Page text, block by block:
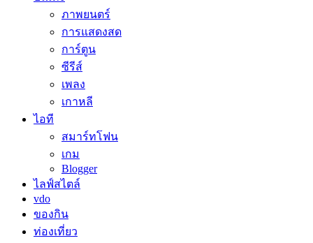
ภาพยนตร์
การแสดงสด
การ์ตูน
ซีรีส์
เพลง
เกาหลี
ไอที
สมาร์ทโฟน
เกม
Blogger
ไลฟ์สไตล์
vdo
ของกิน
ท่องเที่ยว